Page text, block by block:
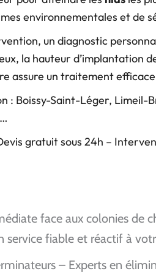
environnementales et de
un diagnostic
la hauteur d’implantation
assure un traitement
: Boissy-Saint-Léger,
gratuit sous 24h –
face aux colonies de
service fiable et réactif à
– Experts en